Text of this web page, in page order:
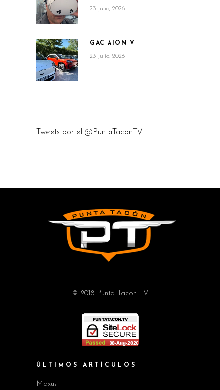
23 julio, 2026
GAC AION V
23 julio, 2026
Tweets por el @PuntaTaconTV.
© 2018 Punta Tacon TV
ÚLTIMOS ARTÍCULOS
Maxus